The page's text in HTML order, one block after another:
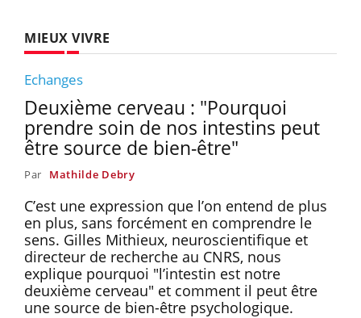
MIEUX VIVRE
Echanges
Deuxième cerveau : "Pourquoi
prendre soin de nos intestins peut
être source de bien-être"
Par Mathilde Debry
C’est une expression que l’on entend de plus
en plus, sans forcément en comprendre le
sens. Gilles Mithieux, neuroscientifique et
directeur de recherche au CNRS, nous
explique pourquoi "l’intestin est notre
deuxième cerveau" et comment il peut être
une source de bien-être psychologique.